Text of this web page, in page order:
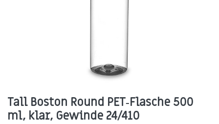
Tall Boston Round PET‑Flasche 500
ml, klar, Gewinde 24/410